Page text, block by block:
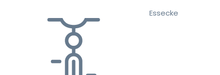
Essecke